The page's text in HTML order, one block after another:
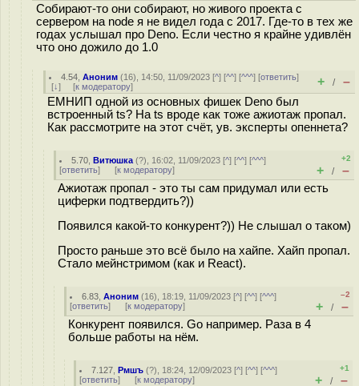
Собирают-то они собирают, но живого проекта с
сервером на node я не видел года с 2017. Где-то в тех же
годах услышал про Deno. Если честно я крайне удивлён
что оно дожило до 1.0
4.54 ,Аноним (16), 14:50, 11/09/2023 [^] [^^] [^^^] [ответить]
[↓] [к модератору] + / –
ЕМНИП одной из основных фишек Deno был
встроенный ts? На ts вроде как тоже ажиотаж пропал.
Как рассмотрите на этот счёт, ув. эксперты опеннета?
5.70 ,Витюшка (?), 16:02, 11/09/2023 [^] [^^] [^^^]
[ответить] [к модератору]
+2
+ / –
Ажиотаж пропал - это ты сам придумал или есть
циферки подтвердить?))
Появился какой-то конкурент?)) Не слышал о таком)
Просто раньше это всё было на хайпе. Хайп пропал.
Стало мейнстримом (как и React).
6.83 ,Аноним (16), 18:19, 11/09/2023 [^] [^^] [^^^]
[ответить] [к модератору]
–2
+ / –
Конкурент появился. Go например. Раза в 4
больше работы на нём.
7.127 ,Рмшъ (?), 18:24, 12/09/2023 [^] [^^] [^^^]
[ответить] [к модератору]
+1
+ / –